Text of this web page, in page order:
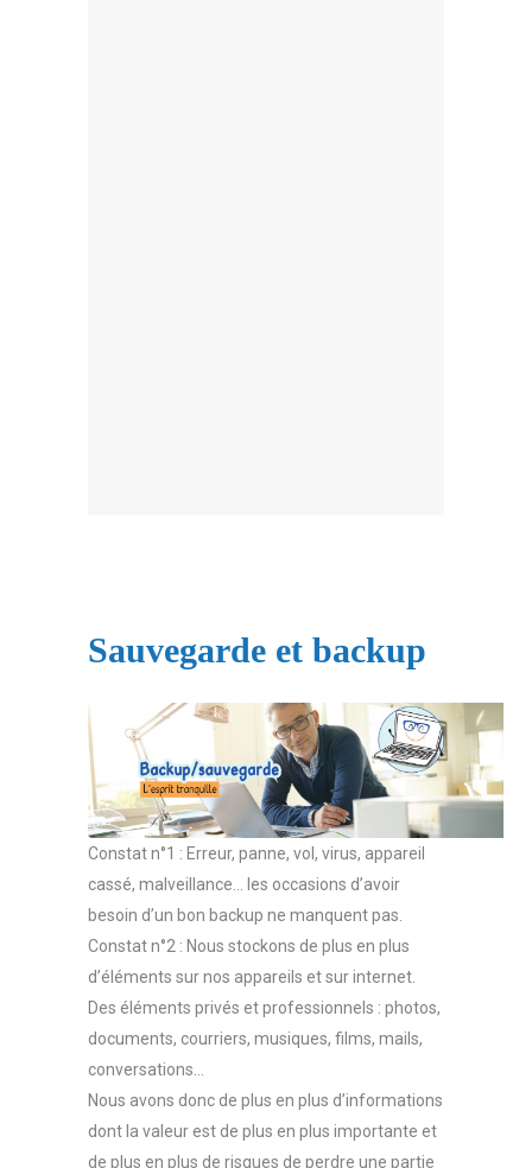
Sauvegarde et backup
Constat n°1 : Erreur, panne, vol, virus, appareil
cassé, malveillance… les occasions d’avoir
besoin d’un bon backup ne manquent pas.
Constat n°2 : Nous stockons de plus en plus
d’éléments sur nos appareils et sur internet.
Des éléments privés et professionnels : photos,
documents, courriers, musiques, films, mails,
conversations…
Nous avons donc de plus en plus d’informations
dont la valeur est de plus en plus importante et
de plus en plus de risques de perdre une partie